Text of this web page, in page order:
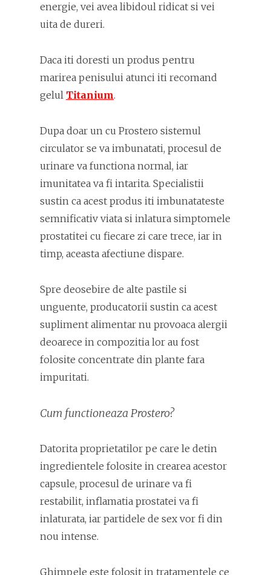
energie, vei avea libidoul ridicat si vei
uita de dureri.
Daca iti doresti un produs pentru
marirea penisului atunci iti recomand
gelul Titanium.
Dupa doar un cu Prostero sistemul
circulator se va imbunatati, procesul de
urinare va functiona normal, iar
imunitatea va fi intarita. Specialistii
sustin ca acest produs iti imbunatateste
semnificativ viata si inlatura simptomele
prostatitei cu fiecare zi care trece, iar in
timp, aceasta afectiune dispare.
Spre deosebire de alte pastile si
unguente, producatorii sustin ca acest
supliment alimentar nu provoaca alergii
deoarece in compozitia lor au fost
folosite concentrate din plante fara
impuritati.
Cum functioneaza Prostero?
Datorita proprietatilor pe care le detin
ingredientele folosite in crearea acestor
capsule, procesul de urinare va fi
restabilit, inflamatia prostatei va fi
inlaturata, iar partidele de sex vor fi din
nou intense.
Ghimpele este folosit in tratamentele ce